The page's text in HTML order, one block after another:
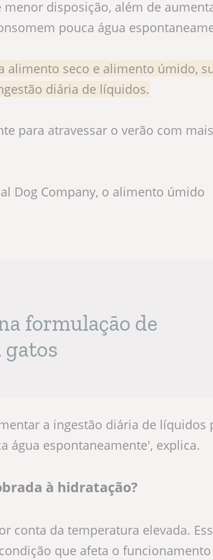
disposição, além de
pouca água
alimento seco e alimento úmido,
diária de líquidos.
para atravessar o verão com mais
Dog Company, o alimento úmido
formulação de
a ingestão diária de líquidos
água espontaneamente', explica.
à hidratação?
conta da temperatura elevada.
que afeta o funcionamento